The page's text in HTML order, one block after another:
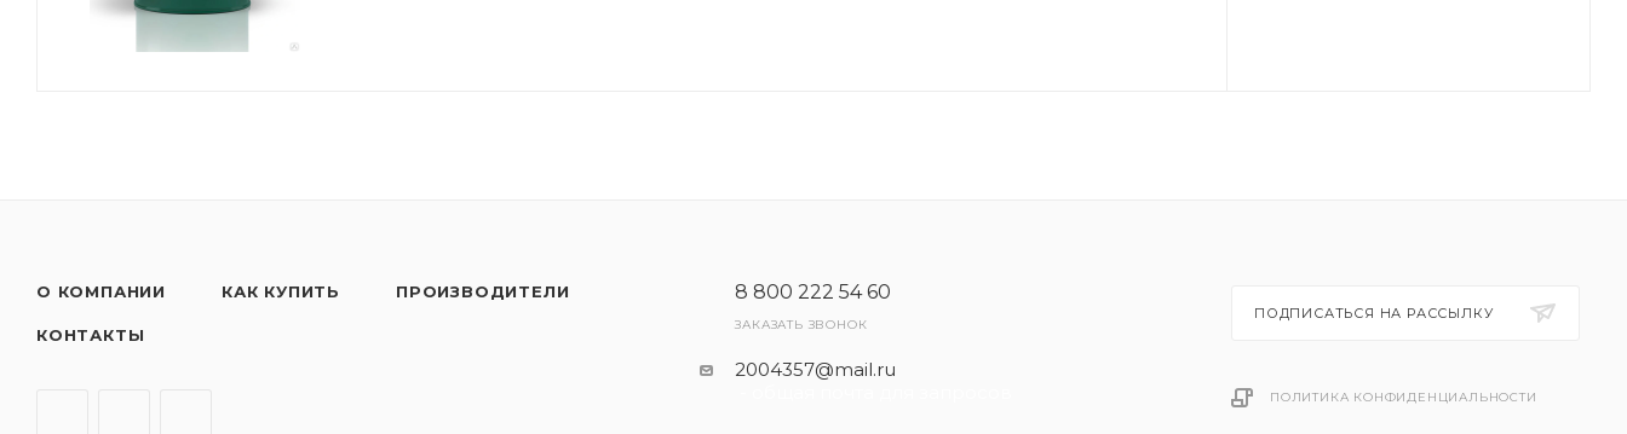
О КОМПАНИИ КАК КУПИТЬ ПРОИЗВОДИТЕЛИ
КОНТАКТЫ
8 800 222 54 60
ЗАКАЗАТЬ ЗВОНОК
2004357@mail.ru
ПОДПИСАТЬСЯ НА РАССЫЛКУ
ПОЛИТИКА КОНФИДЕНЦИАЛЬНОСТИ